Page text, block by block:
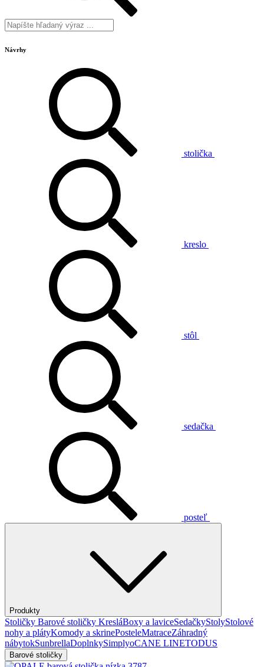
Návrhy
stolička
kreslo
stôl
sedačka
posteľ
Produkty
Stoličky Barové stoličky KresláBoxy a laviceSedačkyStolyStolové
nohy a plátyKomody a skrinePosteleMatraceZáhradný
nábytokSunbrellaDoplnkySimplyoCANE LINETODUS
Barové stoličky